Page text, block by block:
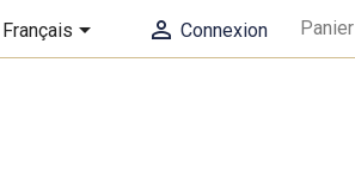
Français  Connexion Panier